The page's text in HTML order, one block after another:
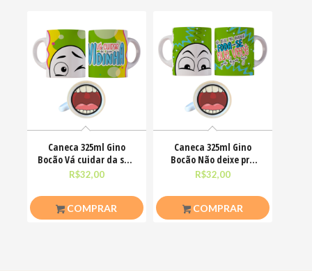
Caneca 325ml Gino
Bocão Vá cuidar da sua
vidinha Engraçadas
R$32,00
COMPRAR
Caneca 325ml Gino
Bocão Não deixe pra
amanhã o foda-se que
R$32,00
COMPRAR